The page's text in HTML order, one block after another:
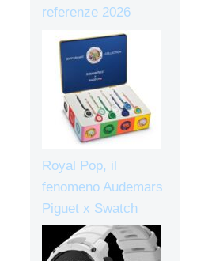
referenze 2026
Royal Pop, il
fenomeno Audemars
Piguet x Swatch